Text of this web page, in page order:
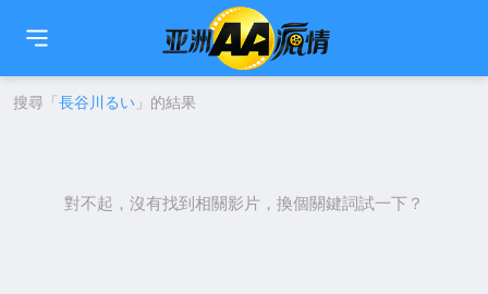
🇹🇼 简中 🇺🇸EN 🇯🇵日本語
搜尋「 長谷川るい 」的結果
對不起，沒有找到相關影片，換個關鍵詞試一下？